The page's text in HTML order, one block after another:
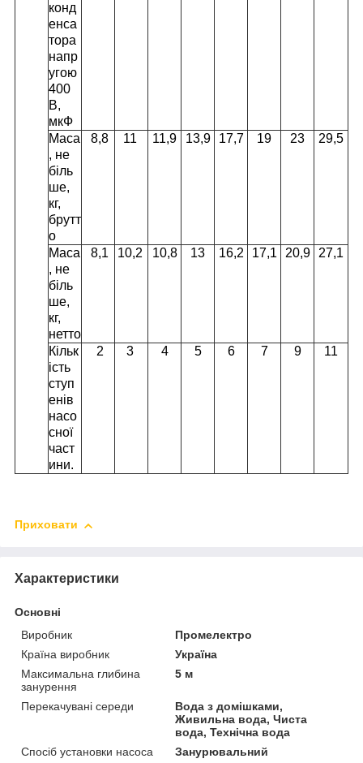
конд
енса
тора
напр
угою
400
В,
мкФ
Маса
, не
біль
ше,
кг,
брутт
о
8,8 11 11,9 13,9 17,7 19 23 29,5
Маса
, не
біль
ше,
кг,
нетто
8,1 10,2 10,8 13 16,2 17,1 20,9 27,1
Кільк
ість
ступ
енів
насо
сної
част
ини.
2 3 4 5 6 7 9 11
Приховати
Характеристики
Основні
Виробник
Промелектро
Країна виробник
Україна
Максимальна глибина
занурення
5 м
Перекачувані середи
Вода з домішками,
Живильна вода, Чиста
вода, Технічна вода
Спосіб установки насоса
Занурювальний